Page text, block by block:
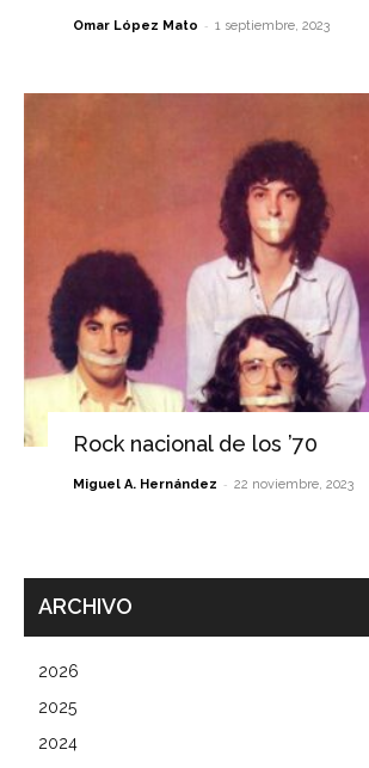
Omar López Mato - 1 septiembre, 2023
Rock nacional de los ’70
Miguel A. Hernández - 22 noviembre, 2023
ARCHIVO
2026
2025
2024